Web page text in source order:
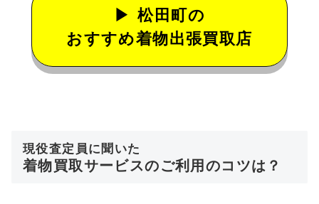
松田町の
おすすめ着物出張買取店
現役査定員に聞いた
着物買取サービスのご利用のコツは？